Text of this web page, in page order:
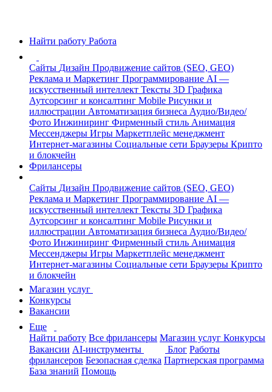
Найти работу Работа
Сайты Дизайн Продвижение сайтов (SEO, GEO)
Реклама и Маркетинг Программирование AI —
искусственный интеллект Тексты 3D Графика
Аутсорсинг и консалтинг Mobile Рисунки и
иллюстрации Автоматизация бизнеса Аудио/Видео/
Фото Инжиниринг Фирменный стиль Анимация
Мессенджеры Игры Маркетплейс менеджмент
Интернет-магазины Социальные сети Браузеры Крипто
и блокчейн
Фрилансеры
Сайты Дизайн Продвижение сайтов (SEO, GEO)
Реклама и Маркетинг Программирование AI —
искусственный интеллект Тексты 3D Графика
Аутсорсинг и консалтинг Mobile Рисунки и
иллюстрации Автоматизация бизнеса Аудио/Видео/
Фото Инжиниринг Фирменный стиль Анимация
Мессенджеры Игры Маркетплейс менеджмент
Интернет-магазины Социальные сети Браузеры Крипто
и блокчейн
Магазин услуг
Конкурсы
Вакансии
Еще
Найти работу Все фрилансеры Магазин услуг Конкурсы
Вакансии AI-инструменты Блог Работы
фрилансеров Безопасная сделка Партнерская программа
База знаний Помощь